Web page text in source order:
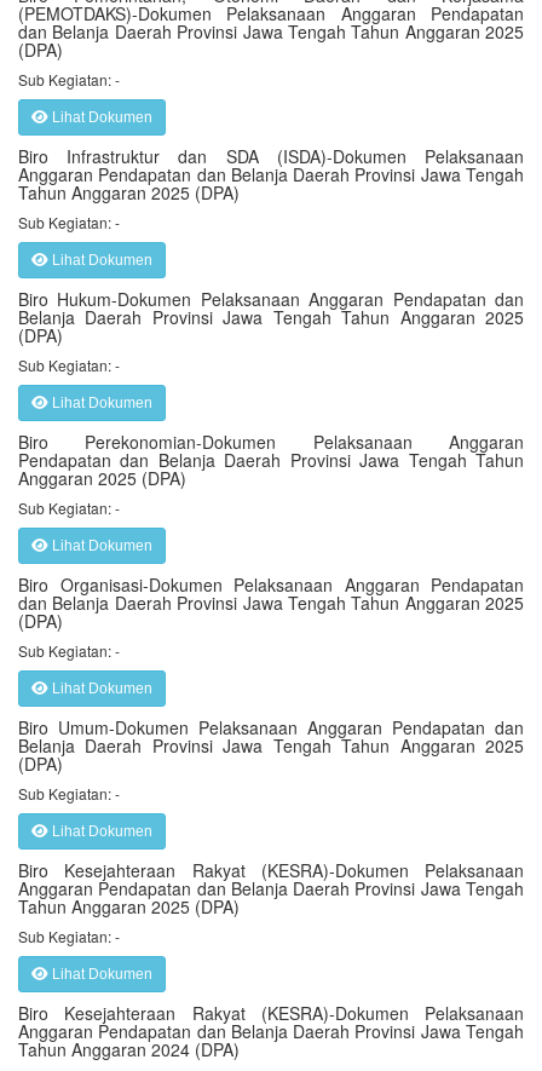
(PEMOTDAKS)-Dokumen Pelaksanaan Anggaran Pendapatan
dan Belanja Daerah Provinsi Jawa Tengah Tahun Anggaran 2025
(DPA)
Sub Kegiatan: -
Lihat Dokumen
Biro Infrastruktur dan SDA (ISDA)-Dokumen Pelaksanaan
Anggaran Pendapatan dan Belanja Daerah Provinsi Jawa Tengah
Tahun Anggaran 2025 (DPA)
Sub Kegiatan: -
Lihat Dokumen
Biro Hukum-Dokumen Pelaksanaan Anggaran Pendapatan dan
Belanja Daerah Provinsi Jawa Tengah Tahun Anggaran 2025
(DPA)
Sub Kegiatan: -
Lihat Dokumen
Biro Perekonomian-Dokumen Pelaksanaan Anggaran
Pendapatan dan Belanja Daerah Provinsi Jawa Tengah Tahun
Anggaran 2025 (DPA)
Sub Kegiatan: -
Lihat Dokumen
Biro Organisasi-Dokumen Pelaksanaan Anggaran Pendapatan
dan Belanja Daerah Provinsi Jawa Tengah Tahun Anggaran 2025
(DPA)
Sub Kegiatan: -
Lihat Dokumen
Biro Umum-Dokumen Pelaksanaan Anggaran Pendapatan dan
Belanja Daerah Provinsi Jawa Tengah Tahun Anggaran 2025
(DPA)
Sub Kegiatan: -
Lihat Dokumen
Biro Kesejahteraan Rakyat (KESRA)-Dokumen Pelaksanaan
Anggaran Pendapatan dan Belanja Daerah Provinsi Jawa Tengah
Tahun Anggaran 2025 (DPA)
Sub Kegiatan: -
Lihat Dokumen
Biro Kesejahteraan Rakyat (KESRA)-Dokumen Pelaksanaan
Anggaran Pendapatan dan Belanja Daerah Provinsi Jawa Tengah
Tahun Anggaran 2024 (DPA)